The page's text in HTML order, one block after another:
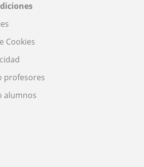
Cookies
profesores
alumnos